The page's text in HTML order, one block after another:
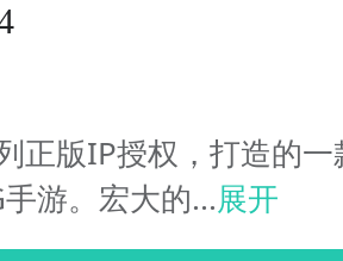
正版IP授权，打造的一
游。宏大的...展开